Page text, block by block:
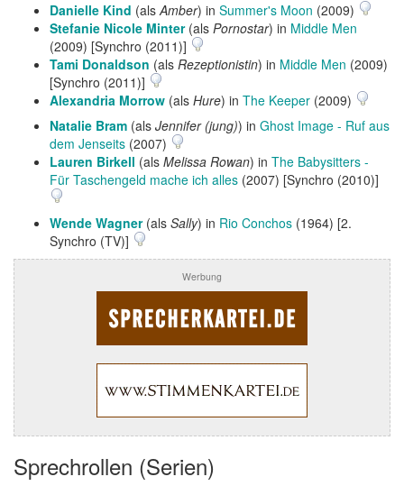
Danielle Kind (alsAmber) in Summer's Moon (2009)
Stefanie Nicole Minter(als Pornostar) in Middle Men
(2009) [Synchro (2011)]
Tami Donaldson (als Rezeptionistin) in Middle Men (2009)
[Synchro (2011)]
Alexandria Morrow (als Hure) in The Keeper (2009)
Natalie Bram (als Jennifer (jung)) in Ghost Image - Ruf aus
dem Jenseits (2007)
Lauren Birkell (als Melissa Rowan) in The Babysitters -
Für Taschengeld mache ich alles (2007) [Synchro (2010)]
Wende Wagner(als Sally) in Rio Conchos (1964) [2.
Synchro (TV)]
Werbung
Sprechrollen (Serien)